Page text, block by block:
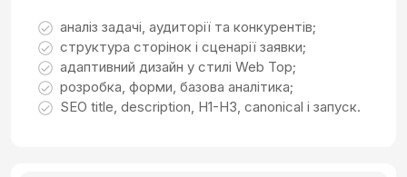
аналіз задачі, аудиторії та конкурентів;
структура сторінок і сценарії заявки;
адаптивний дизайн у стилі Web Top;
розробка, форми, базова аналітика;
SEO title, description, H1-H3, canonical і запуск.